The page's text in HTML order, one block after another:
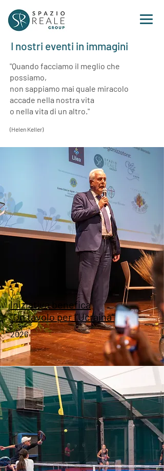
I nostri eventi in immagini
"Quando facciamo il meglio che
possiamo,
non sappiamo mai quale miracolo
accade nella nostra vita
o nella vita di un altro."
(Helen Keller)
Iniziativa benefica
“Un tavolo per l’Ucraina”
2026